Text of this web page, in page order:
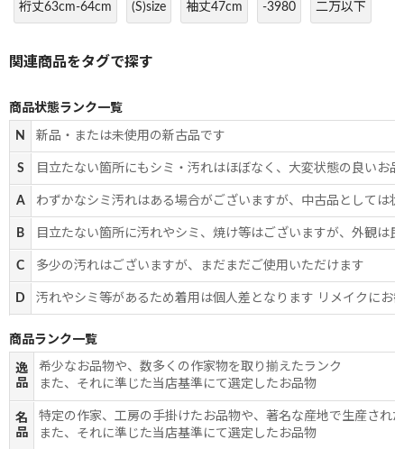
裄丈63cm-64cm (S)size 袖丈47cm -3980 二万以下
商品状態ランク一覧
N 新品・または未使用の新古品です
S 目立たない箇所にもシミ・汚れはほぼなく、大変状態の良いお
A わずかなシミ汚れはある場合がございますが、中古品としては
B 目立たない箇所に汚れやシミ、焼け等はございますが、外観は
C 多少の汚れはございますが、まだまだご使用いただけます
D 汚れやシミ等があるため着用は個人差となります リメイクにお
商品ランク一覧
逸
品
希少なお品物や、数多くの作家物を取り揃えたランク
また、それに準じた当店基準にて選定したお品物
名
品
特定の作家、工房の手掛けたお品物や、著名な産地で生産され
また、それに準じた当店基準にて選定したお品物